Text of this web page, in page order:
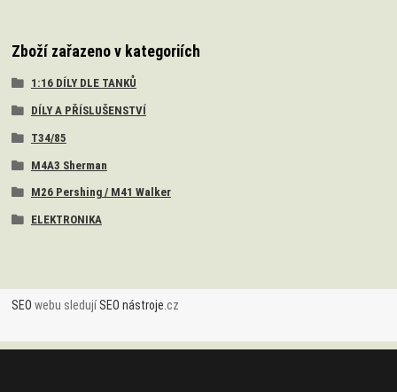
Zboží zařazeno v kategoriích
1:16 DÍLY DLE TANKŮ
DÍLY A PŘÍSLUŠENSTVÍ
T34/85
M4A3 Sherman
M26 Pershing / M41 Walker
ELEKTRONIKA
SEO webu sledujíSEO nástroje.cz